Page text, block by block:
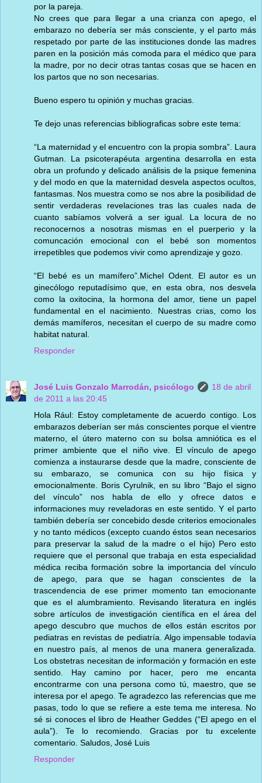
por la pareja.
No crees que para llegar a una crianza con apego, el
embarazo no debería ser más consciente, y el parto más
respetado por parte de las instituciones donde las madres
paren en la posición más comoda para el médico que para
la madre, por no decir otras tantas cosas que se hacen en
los partos que no son necesarias.
Bueno espero tu opinión y muchas gracias.
Te dejo unas referencias bibliograficas sobre este tema:
“La maternidad y el encuentro con la propia sombra”. Laura
Gutman. La psicoterapéuta argentina desarrolla en esta
obra un profundo y delicado análisis de la psique femenina
y del modo en que la maternidad desvela aspectos ocultos,
fantasmas. Nos muestra como se nos abre la posibilidad de
sentir verdaderas revelaciones tras las cuales nada de
cuanto sabíamos volverá a ser igual. La locura de no
reconocernos a nosotras mismas en el puerperio y la
comuncación emocional con el bebé son momentos
irrepetibles que podemos vivir como aprendizaje y gozo.
“El bebé es un mamífero”.Michel Odent. El autor es un
ginecólogo reputadísimo que, en esta obra, nos desvela
como la oxitocina, la hormona del amor, tiene un papel
fundamental en el nacimiento. Nuestras crias, como los
demás mamíferos, necesitan el cuerpo de su madre como
habitat natural.
Responder
José Luis Gonzalo Marrodán, psicólogo
18 de abril
de 2011 a las 20:45
Hola Rául: Estoy completamente de acuerdo contigo. Los
embarazos deberían ser más conscientes porque el vientre
materno, el útero materno con su bolsa amniótica es el
primer ambiente que el niño vive. El vínculo de apego
comienza a instaurarse desde que la madre, consciente de
su embarazo, se comunica con su hijo física y
emocionalmente. Boris Cyrulnik, en su libro “Bajo el signo
del vínculo” nos habla de ello y ofrece datos e
informaciones muy reveladoras en este sentido. Y el parto
también debería ser concebido desde criterios emocionales
y no tanto médicos (excepto cuando éstos sean necesarios
para preservar la salud de la madre o el hijo) Pero esto
requiere que el personal que trabaja en esta especialidad
médica reciba formación sobre la importancia del vínculo
de apego, para que se hagan conscientes de la
trascendencia de ese primer momento tan emocionante
que es el alumbramiento. Revisando literatura en inglés
sobre artículos de investigación científica en el área del
apego descubro que muchos de ellos están escritos por
pediatras en revistas de pediatría. Algo impensable todavía
en nuestro país, al menos de una manera generalizada.
Los obstetras necesitan de información y formación en este
sentido. Hay camino por hacer, pero me encanta
encontrarme con una persona como tú, maestro, que se
interesa por el apego. Te agradezco las referencias que me
pasas, todo lo que se refiere a este tema me interesa. No
sé si conoces el libro de Heather Geddes (“El apego en el
aula”). Te lo recomiendo. Gracias por tu excelente
comentario. Saludos, José Luis
Responder